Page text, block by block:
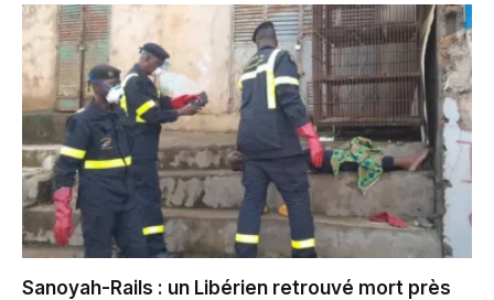
Sanoyah-Rails : un Libérien retrouvé mort près